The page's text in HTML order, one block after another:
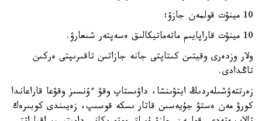
10 مينۋت قولمەن جازۋ؛
10 مينۋت قاراپايىم ماتەماتيكالىق ەسەپتەر شىعارۋ.
ولار وزدەرى وقيتىن كىتاپتى جانە جازاتىن تاقىرىپتى ەركىن
تاڭدادى.
زەرتتەۋشىلەردىڭ ايتۋىنشا، داۋىستاپ وقۋ ءۇنسىز وقۋعا قاراعاندا
كورۋ مەن ەستۋ جۇيەسىن قاتار ىسكە قوسىپ، زەيىندى كوبىرەك